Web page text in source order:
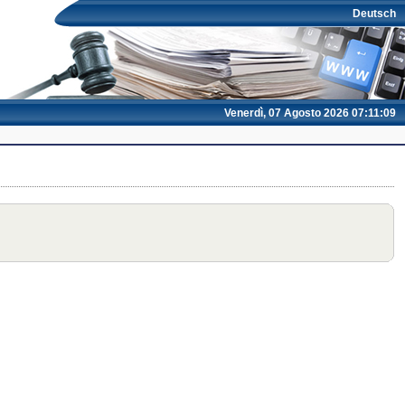
Deutsch
Venerdì, 07 Agosto 2026 07:11:09